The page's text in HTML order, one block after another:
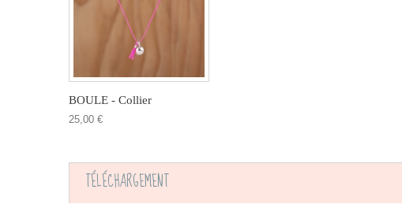
BOULE - Collier
25,00 €
TÉLÉCHARGEMENT